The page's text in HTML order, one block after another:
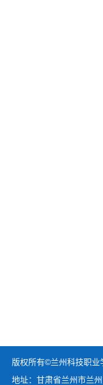
版权所有©兰州科技职
地址：甘肃省兰州市兰